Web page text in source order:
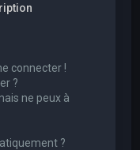
connecter !
?
ne peux à
?